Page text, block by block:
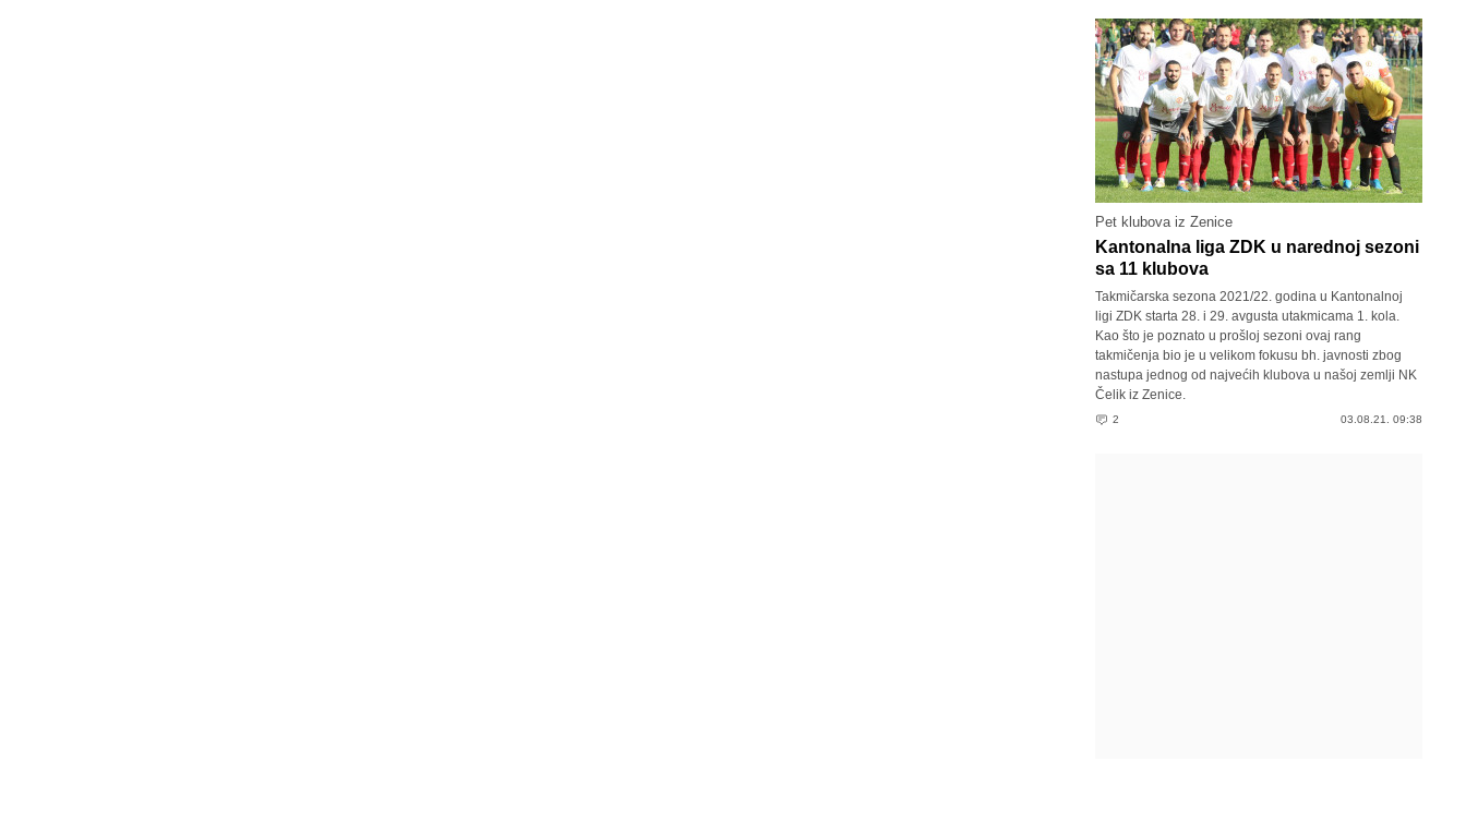
Pet klubova iz Zenice
Kantonalna liga ZDK u narednoj sezoni
sa 11 klubova
Takmičarska sezona 2021/22. godina u Kantonalnoj
ligi ZDK starta 28. i 29. avgusta utakmicama 1. kola.
Kao što je poznato u prošloj sezoni ovaj rang
takmičenja bio je u velikom fokusu bh. javnosti zbog
nastupa jednog od najvećih klubova u našoj zemlji NK
Čelik iz Zenice.
2 03.08.21. 09:38